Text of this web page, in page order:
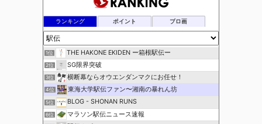
ランキング ポイント ブロ画
1位 THE HAKONE EKIDEN ー箱根駅伝ー
2位 SG限界突破
3位 横断幕ならオウエンダンマクにお任せ！
4位 東海大学駅伝ファン〜湘南の暴れん坊
5位 BLOG - SHONAN RUNS
6位 マラソン駅伝ニュース速報